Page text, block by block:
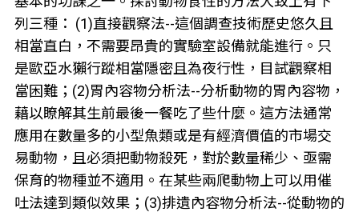
列三種： (1)直接觀察法--這個調查技術歷史悠久且
相當直白，不需要昂貴的實驗室設備就能進行。只
是歐亞水獺行蹤相當隱密且為夜行性，目試觀察相
當困難；(2)胃內容物分析法--分析動物的胃內容物，
藉以瞭解其生前最後一餐吃了些什麼。這方法通常
應用在數量多的小型魚類或是有經濟價值的市場交
易動物，且必須把動物殺死，對於數量稀少、亟需
保育的物種並不適用。在某些兩爬動物上可以用催
吐法達到類似效果；(3)排遺內容物分析法--從動物的